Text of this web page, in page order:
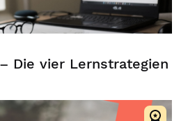
Die vier Lernstrategien